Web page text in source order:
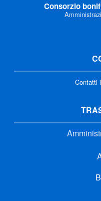
Consorzio
Contatti